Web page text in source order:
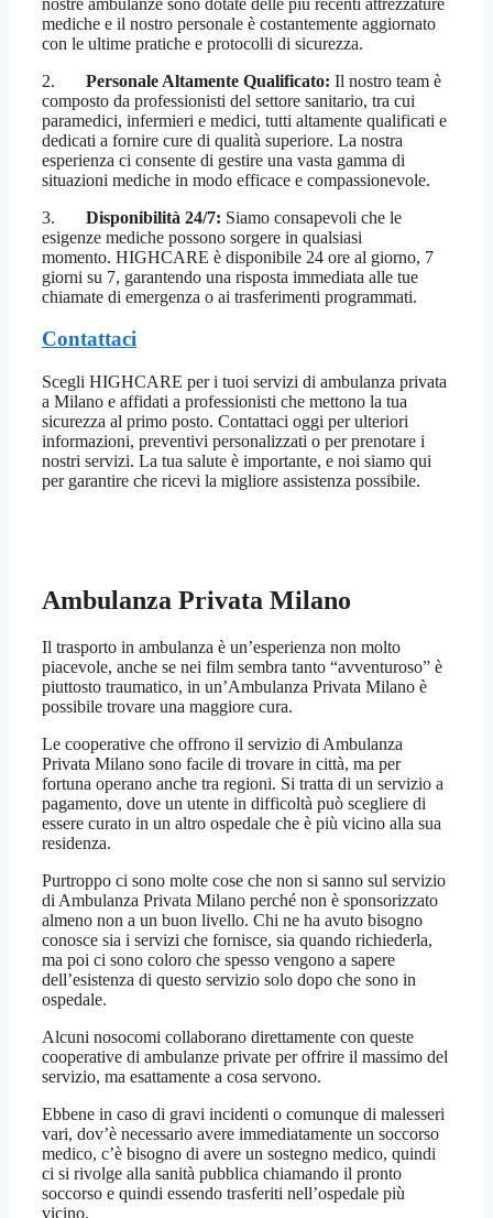
mediche e il nostro personale è costantemente aggiornato
con le ultime pratiche e protocolli di sicurezza.
2. Personale Altamente Qualificato: Il nostro team è
composto da professionisti del settore sanitario, tra cui
paramedici, infermieri e medici, tutti altamente qualificati e
dedicati a fornire cure di qualità superiore. La nostra
esperienza ci consente di gestire una vasta gamma di
situazioni mediche in modo efficace e compassionevole.
3. Disponibilità 24/7: Siamo consapevoli che le
esigenze mediche possono sorgere in qualsiasi
momento. HIGHCARE è disponibile 24 ore al giorno, 7
giorni su 7, garantendo una risposta immediata alle tue
chiamate di emergenza o ai trasferimenti programmati.
Contattaci
Scegli HIGHCARE per i tuoi servizi di ambulanza privata
a Milano e affidati a professionisti che mettono la tua
sicurezza al primo posto. Contattaci oggi per ulteriori
informazioni, preventivi personalizzati o per prenotare i
nostri servizi. La tua salute è importante, e noi siamo qui
per garantire che ricevi la migliore assistenza possibile.
Ambulanza Privata Milano
Il trasporto in ambulanza è un’esperienza non molto
piacevole, anche se nei film sembra tanto “avventuroso” è
piuttosto traumatico, in un’Ambulanza Privata Milano è
possibile trovare una maggiore cura.
Le cooperative che offrono il servizio di Ambulanza
Privata Milano sono facile di trovare in città, ma per
fortuna operano anche tra regioni. Si tratta di un servizio a
pagamento, dove un utente in difficoltà può scegliere di
essere curato in un altro ospedale che è più vicino alla sua
residenza.
Purtroppo ci sono molte cose che non si sanno sul servizio
di Ambulanza Privata Milano perché non è sponsorizzato
almeno non a un buon livello. Chi ne ha avuto bisogno
conosce sia i servizi che fornisce, sia quando richiederla,
ma poi ci sono coloro che spesso vengono a sapere
dell’esistenza di questo servizio solo dopo che sono in
ospedale.
Alcuni nosocomi collaborano direttamente con queste
cooperative di ambulanze private per offrire il massimo del
servizio, ma esattamente a cosa servono.
Ebbene in caso di gravi incidenti o comunque di malesseri
vari, dov’è necessario avere immediatamente un soccorso
medico, c’è bisogno di avere un sostegno medico, quindi
ci si rivolge alla sanità pubblica chiamando il pronto
soccorso e quindi essendo trasferiti nell’ospedale più
vicino.